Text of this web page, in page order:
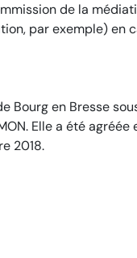
de la
par exemple) en
en Bresse
Elle a été
2018.